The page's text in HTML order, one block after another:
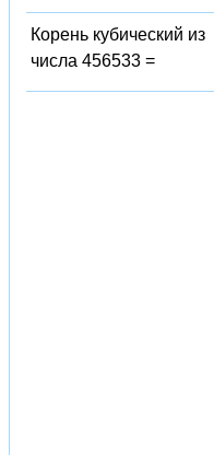
Корень кубический из
числа 456533 =